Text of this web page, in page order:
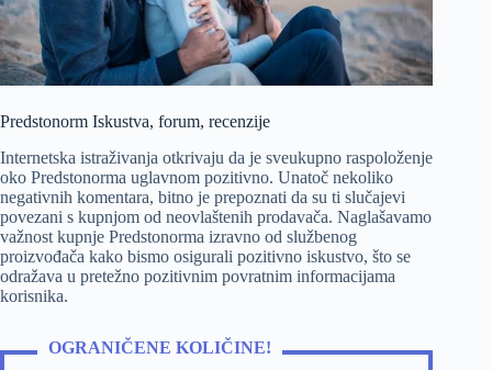
Predstonorm Iskustva, forum, recenzije
Internetska istraživanja otkrivaju da je sveukupno raspoloženje
oko Predstonorma uglavnom pozitivno. Unatoč nekoliko
negativnih komentara, bitno je prepoznati da su ti slučajevi
povezani s kupnjom od neovlaštenih prodavača. Naglašavamo
važnost kupnje Predstonorma izravno od službenog
proizvođača kako bismo osigurali pozitivno iskustvo, što se
odražava u pretežno pozitivnim povratnim informacijama
korisnika.
OGRANIČENE KOLIČINE!